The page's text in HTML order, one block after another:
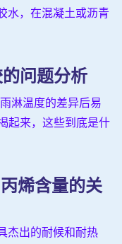
水，在混凝土或沥青
问题分析
淋温度的差异后易
起来，这些到底是什
烯含量的关
杰出的耐候和耐热